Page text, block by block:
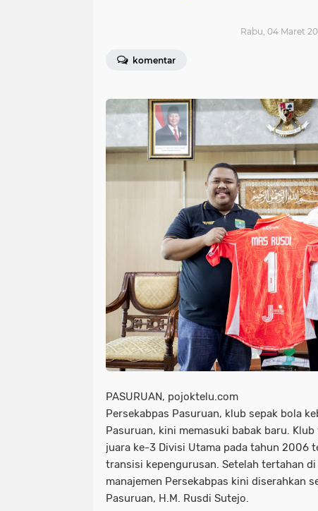
Rabu, 04 Maret
komentar
PASURUAN, pojoktelu.com
Persekabpas Pasuruan, klub sepak bola
Pasuruan, kini memasuki babak baru.
juara ke-3 Divisi Utama pada tahun 2006
transisi kepengurusan. Setelah tertahan di
manajemen Persekabpas kini diserahkan
Pasuruan, H.M. Rusdi Sutejo.